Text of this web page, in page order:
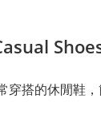
穿搭的休閒鞋